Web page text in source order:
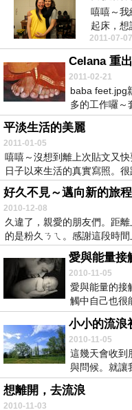
嘻嘻～我
起床，
了，不知
2011-07-07
Celana 重
2011-02-21
baba feet.jpg
多的工作囉～
平淡生活的美麗
2011-01-05
嘻嘻～沒想到離上次貼文又
日子以來生活的真實寫照。很
好久不見～邁向新的旅
2010-12-08
久違了，親愛的朋友們。距
的是粉久ㄋㄟ。感謝這段時間
愛與能量接
2010-11-05
愛與能量的接
觸中自己也很
法，如...
小小的流浪
2010-11-05
這幾天會收到
與問候。就讓
個人...
想離開，去流浪
2010-11-03